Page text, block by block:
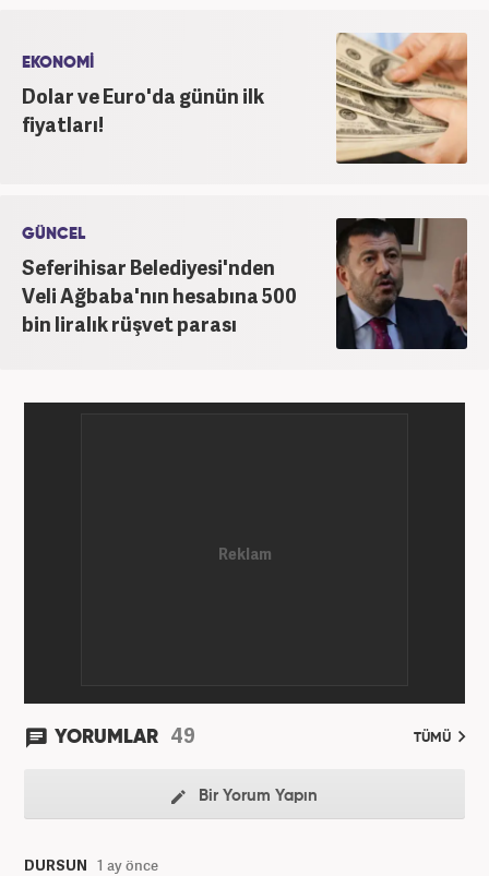
iştiraklerinde İngilizce öğretmeni, sosyolog ve
idareci olarak çalıştı. İnternet haberciliğine ilk
adımını 2015 yılında Türk Medya’da attı. 2020’de
Haber7’de gece editörlüğüne başladı. Halen
Haber7.com’da haber şefi olarak görev yapmaktadır.
EKONOMİ
Dolar ve Euro'da günün ilk
fiyatları!
GÜNCEL
Seferihisar Belediyesi'nden
Veli Ağbaba'nın hesabına 500
bin liralık rüşvet parası
YORUMLAR 49 TÜMÜ
Bir Yorum Yapın
DURSUN 1 ay önce